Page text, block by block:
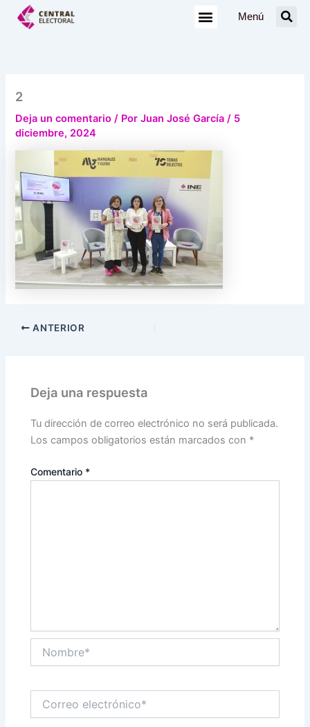
Menú
2
Deja un comentario / PorJuan José García/ 5
diciembre, 2024
ANTERIOR
Deja una respuesta
Tu dirección de correo electrónico no será publicada.
Los campos obligatorios están marcados con *
Comentario *
electrónico*